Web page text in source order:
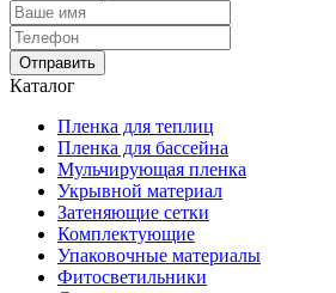
Отправить
Каталог
Пленка для теплиц
Пленка для бассейна
Мульчирующая пленка
Укрывной материал
Затеняющие сетки
Комплектующие
Упаковочные материалы
Фитосветильники